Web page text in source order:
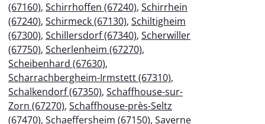
(67160), Schirrhoffen (67240), Schirrhein
(67240), Schirmeck (67130), Schiltigheim
(67300), Schillersdorf (67340), Scherwiller
(67750), Scherlenheim (67270),
Scheibenhard (67630),
Scharrachbergheim-Irmstett (67310),
Schalkendorf (67350), Schaffhouse-sur-
Zorn (67270), Schaffhouse-près-Seltz
(67470), Schaeffersheim (67150), Saverne